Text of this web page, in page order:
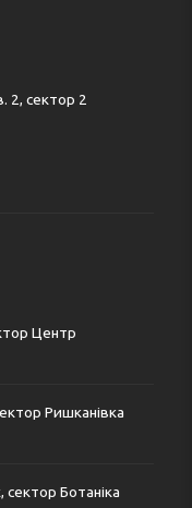
2, сектор 2
Центр
Ришканівка
Ботаніка